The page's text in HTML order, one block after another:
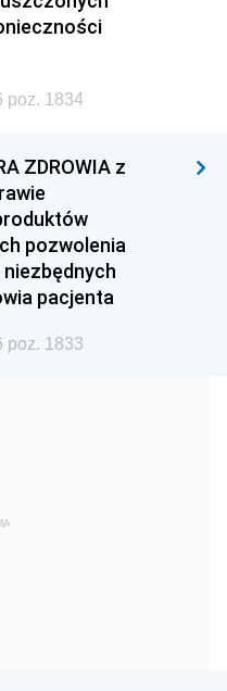
2003
1997
1991
1988
1985
1982
1979
poz. 1834
ZDROWIA z
pozwolenia
pacjenta
poz. 1833